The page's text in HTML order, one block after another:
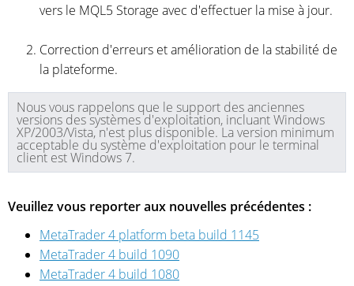
vers le MQL5 Storage avec d'effectuer la mise à jour.
Correction d'erreurs et amélioration de la stabilité de
la plateforme.
Nous vous rappelons que le support des anciennes
versions des systèmes d'exploitation, incluant Windows
XP/2003/Vista, n'est plus disponible. La version minimum
acceptable du système d'exploitation pour le terminal
client est Windows 7.
Veuillez vous reporter aux nouvelles précédentes :
MetaTrader 4 platform beta build 1145
MetaTrader 4 build 1090
MetaTrader 4 build 1080